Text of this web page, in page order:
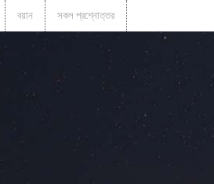
বয়ান সকল প্রশ্নোত্তর